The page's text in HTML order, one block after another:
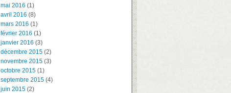
mai 2016 (1)
avril 2016 (8)
mars 2016 (1)
février 2016 (1)
janvier 2016 (3)
décembre 2015 (2)
novembre 2015 (3)
octobre 2015 (1)
septembre 2015 (4)
juin 2015 (2)